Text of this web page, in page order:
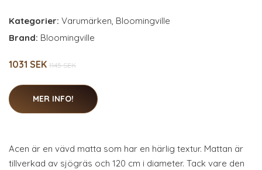
Kategorier: Varumärken, Bloomingville
Brand: Bloomingville
1031 SEK 1145 SEK
MER INFO!
Acen är en vävd matta som har en härlig textur. Mattan är
tillverkad av sjögräs och 120 cm i diameter. Tack vare den